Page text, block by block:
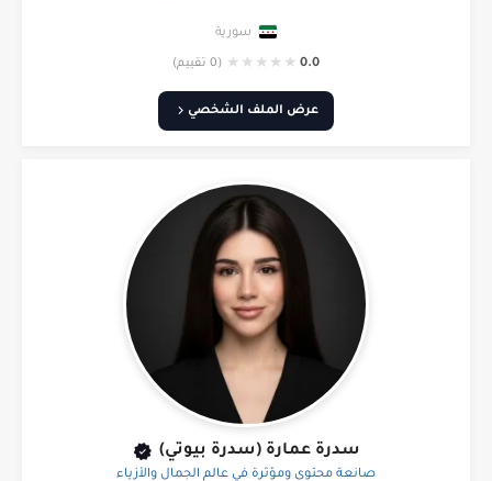
سورية
0.0
★
★
★
★
★ (0 تقييم)
عرض الملف الشخصي
سدرة عمارة (سدرة بيوتي)
صانعة محتوى ومؤثرة في عالم الجمال والأزياء